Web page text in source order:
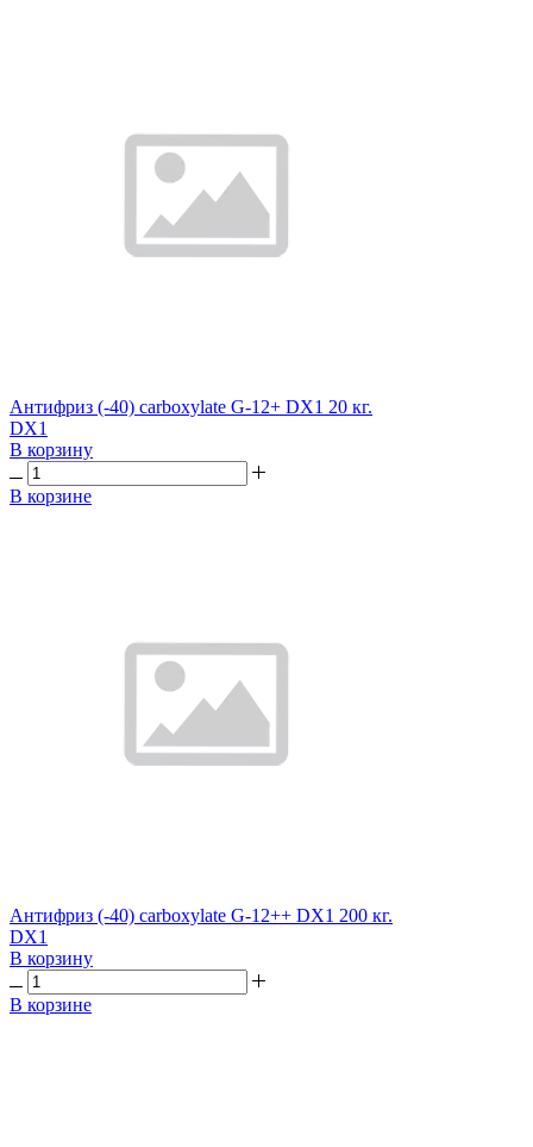
Антифриз (-40) carboxylate G-12+ DX1 20 кг.
DX1
В корзину
В корзине
Антифриз (-40) carboxylate G-12++ DX1 200 кг.
DX1
В корзину
В корзине